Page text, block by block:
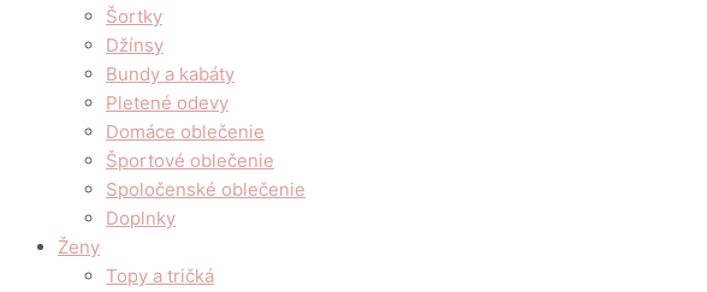
Šortky
Džínsy
Bundy a kabáty
Pletené odevy
Domáce oblečenie
Športové oblečenie
Spoločenské oblečenie
Doplnky
Ženy
Topy a tričká